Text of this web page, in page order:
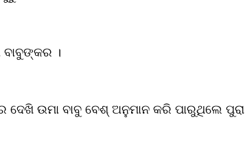
ବାବୁଙ୍କର ।
ଉମା ବାବୁ ବେଶ୍ ଅନୁମାନ କରି ପାରୁଥିଲେ ପୁରା